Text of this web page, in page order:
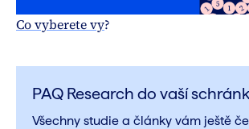
Co vyberete vy?
PAQ Research do vaší
Všechny studie a články vám ještě